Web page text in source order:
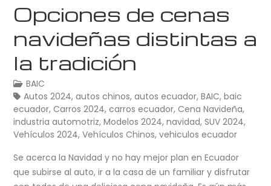
Opciones de cenas
navideñas distintas a
la tradición
BAIC
Autos 2024,autos chinos,autos ecuador,BAIC,baic
ecuador,Carros 2024,carros ecuador,Cena Navideña,
industria automotriz,Modelos 2024,navidad,SUV 2024,
Vehículos 2024,Vehículos Chinos,vehiculos ecuador
Se acerca la Navidad y no hay mejor plan en Ecuador
que subirse al auto, ir a la casa de un familiar y disfrutar